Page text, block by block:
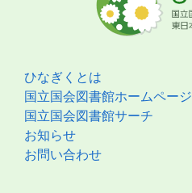
ひなぎくとは
国立国会図書館ホームページ
国立国会図書館サーチ
お知らせ
お問い合わせ